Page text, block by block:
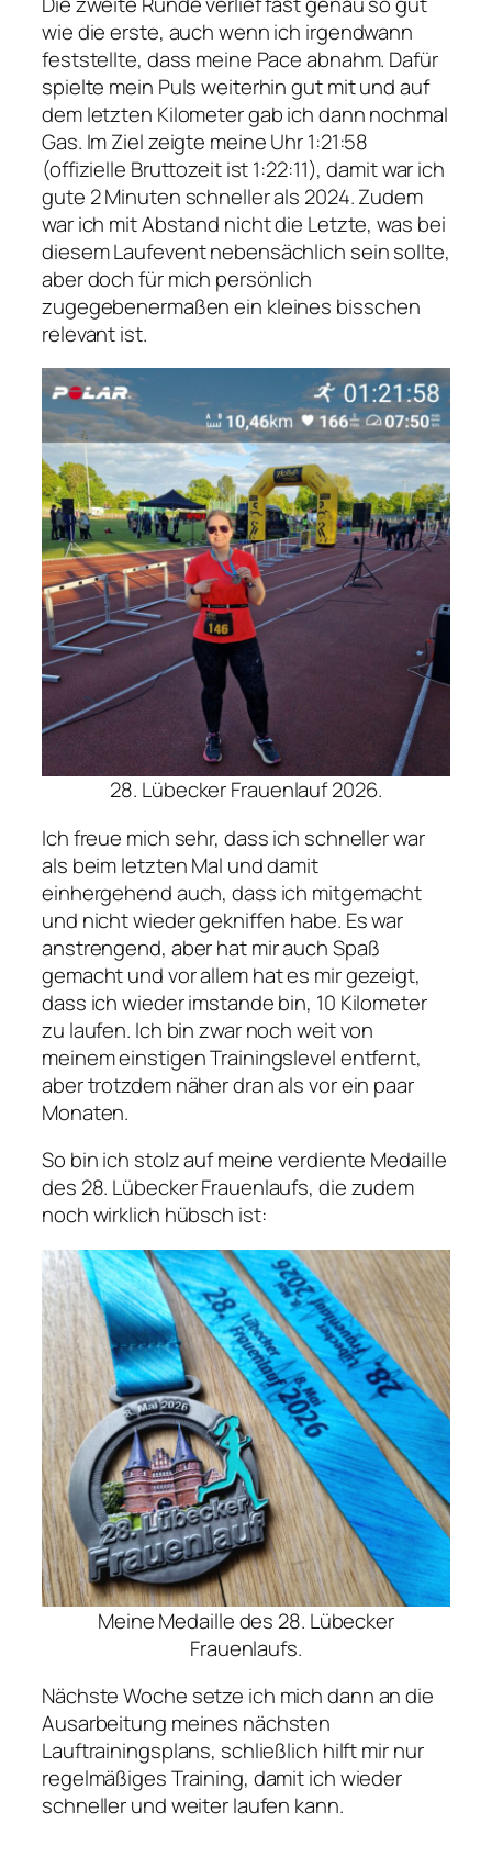
wie die erste, auch wenn ich irgendwann
feststellte, dass meine Pace abnahm. Dafür
spielte mein Puls weiterhin gut mit und auf
dem letzten Kilometer gab ich dann nochmal
Gas. Im Ziel zeigte meine Uhr 1:21:58
(offizielle Bruttozeit ist 1:22:11), damit war ich
gute 2 Minuten schneller als 2024. Zudem
war ich mit Abstand nicht die Letzte, was bei
diesem Laufevent nebensächlich sein sollte,
aber doch für mich persönlich
zugegebenermaßen ein kleines bisschen
relevant ist.
28. Lübecker Frauenlauf 2026.
Ich freue mich sehr, dass ich schneller war
als beim letzten Mal und damit
einhergehend auch, dass ich mitgemacht
und nicht wieder gekniffen habe. Es war
anstrengend, aber hat mir auch Spaß
gemacht und vor allem hat es mir gezeigt,
dass ich wieder imstande bin, 10 Kilometer
zu laufen. Ich bin zwar noch weit von
meinem einstigen Trainingslevel entfernt,
aber trotzdem näher dran als vor ein paar
Monaten.
So bin ich stolz auf meine verdiente Medaille
des 28. Lübecker Frauenlaufs, die zudem
noch wirklich hübsch ist:
Meine Medaille des 28. Lübecker
Frauenlaufs.
Nächste Woche setze ich mich dann an die
Ausarbeitung meines nächsten
Lauftrainingsplans, schließlich hilft mir nur
regelmäßiges Training, damit ich wieder
schneller und weiter laufen kann.